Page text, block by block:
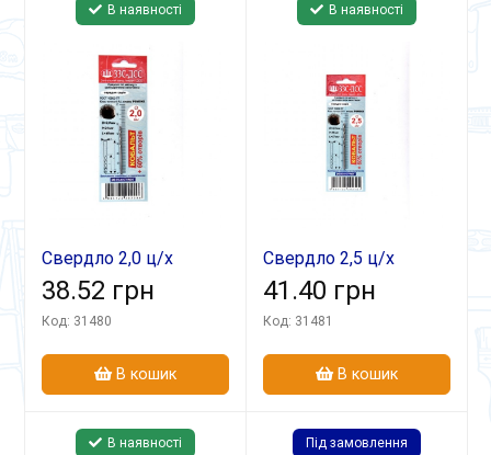
В наявності
Свердло 2,0 ц/х
середня серія
Р6М5К5 А1в блістері
38.52 грн
Код: 31480
В кошик
В наявності
Свердло 2,5 ц/х
середня серія
Р6М5К5 А1в блістері
41.40 грн
Код: 31481
В кошик
В наявності Під замовлення